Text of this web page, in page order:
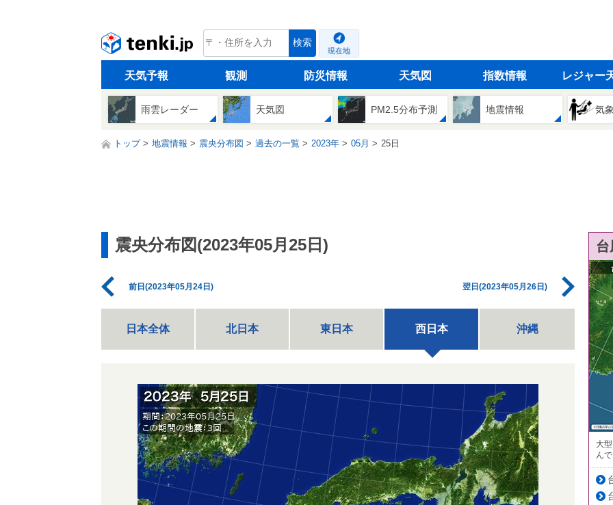
tenki.jp 検索
現在地
天気予報 観測 防災情報 天気図 指数情報 レジャー
雨雲レーダー 天気図 PM2.5分布予測 地震情報 気
トップ 地震情報 震央分布図 過去の一覧 2023年 05月 25日
震央分布図(2023年05月25日)
前日(2023年05月24日) 翌日(2023年05月26日)
日本全体 北日本 東日本 西日本 沖縄
大
ん